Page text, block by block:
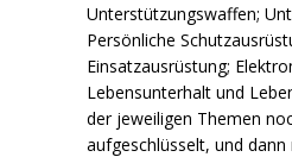
Unterstützungswaffen;
Persönliche
Einsatzausrüstung;
Lebensunterhalt und
der jeweiligen Themen
aufgeschlüsselt, und